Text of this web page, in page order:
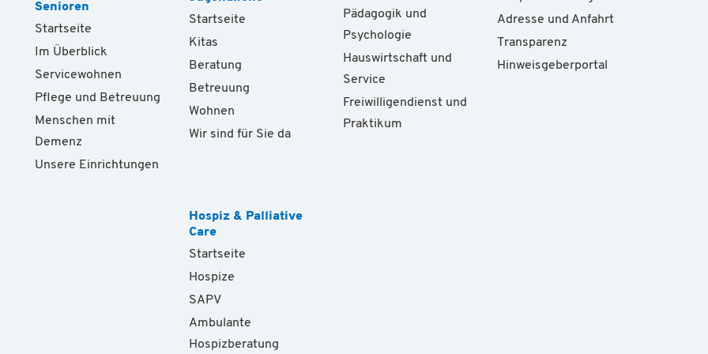
Senioren
Startseite
Im Überblick
Servicewohnen
Pflege und Betreuung
Menschen mit
Demenz
Unsere Einrichtungen
Startseite
Kitas
Beratung
Betreuung
Wohnen
Wir sind für Sie da
Hospiz & Palliative
Care
Startseite
Hospize
SAPV
Ambulante
Hospizberatung
Pädagogik und
Psychologie
Hauswirtschaft und
Service
Freiwilligendienst und
Praktikum
Adresse und Anfahrt
Transparenz
Hinweisgeberportal